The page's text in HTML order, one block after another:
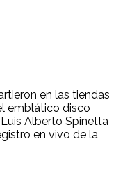
en las tiendas
emblático disco
Alberto Spinetta
en vivo de la